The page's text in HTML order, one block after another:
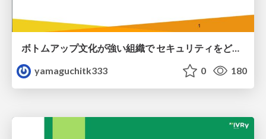
ボトムアップ文化が強い組織で セキュリティをどう根付かせていくかの現在進行形の話 / Making Security Stick in a Bottom-Up Organization
yamaguchitk333
0 180